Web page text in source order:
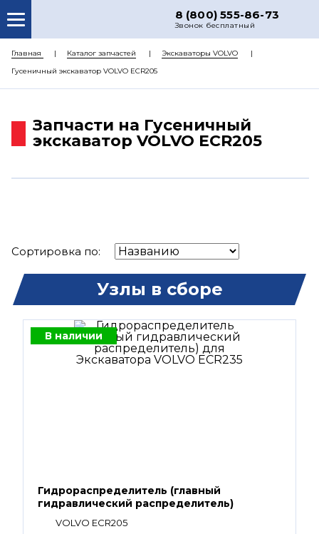
8 (800) 555-86-73
Звонок бесплатный
О НАС
КАТАЛОГ ЗАПЧАСТЕЙ
ДОСТАВКА
Главная Каталог запчастей
Экскаваторы VOLVO
Гусеничный экскаватор VOLVO ECR205
Запчасти на Гусеничный
экскаватор VOLVO ECR205
Сортировка по:
Узлы в сборе
В наличии
Гидрораспределитель (главный
гидравлический распределитель)
VOLVO ECR205